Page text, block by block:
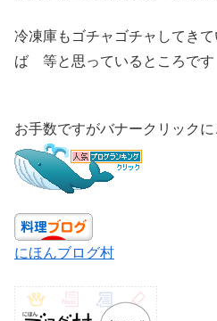
冷凍庫もゴチャゴチャしてき
ば 等と思っているところです
お手数ですがバナークリック
にほんブログ村